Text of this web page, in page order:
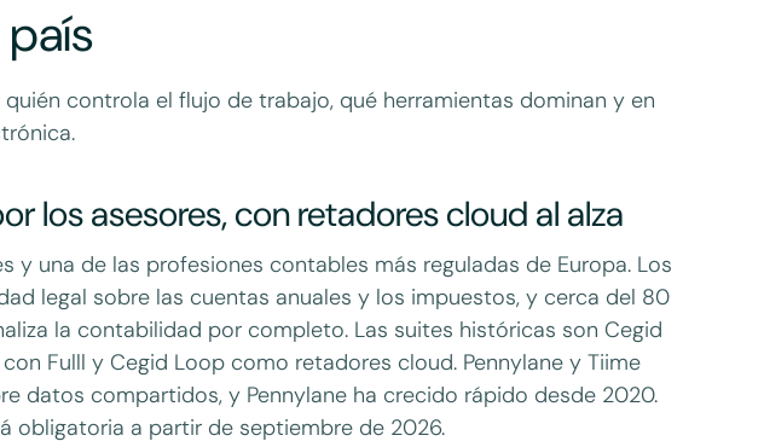
controla el flujo de trabajo, qué herramientas dominan y en
los asesores, con retadores cloud al alza
y una de las profesiones contables más reguladas de Europa. Los
legal sobre las cuentas anuales y los impuestos, y cerca del 80
la contabilidad por completo. Las suites históricas son Cegid
Fulll y Cegid Loop como retadores cloud. Pennylane y Tiime
datos compartidos, y Pennylane ha crecido rápido desde 2020.
obligatoria a partir de septiembre de 2026.